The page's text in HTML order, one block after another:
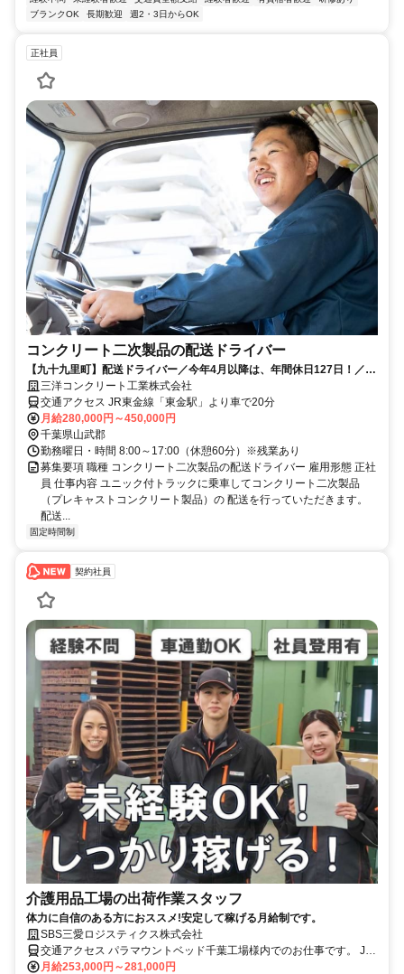
ブランクOK
長期歓迎 週2・3日からOK
正社員
コンクリート二次製品の配送ドライバー
【九十九里町】配送ドライバー／今年4月以降は、年間休日127日！／業
績安定／完全週休2日
三洋コンクリート工業株式会社
交通アクセス JR東金線「東金駅」より車で20分
月給280,000円～450,000円
千葉県山武郡
勤務曜日・時間 8:00～17:00（休憩60分）※残業あり
募集要項 職種 コンクリート二次製品の配送ドライバー 雇用形態 正社
員 仕事内容 ユニック付トラックに乗車してコンクリート二次製品
（プレキャストコンクリート製品）の 配送を行っていただきます。
配送...
固定時間制
契約社員
介護用品工場の出荷作業スタッフ
体力に自信のある方におススメ!安定して稼げる月給制です。
SBS三愛ロジスティクス株式会社
交通アクセス パラマウントベッド千葉工場様内でのお仕事です。 JR
東金線「求名駅」から車で約8分です。 ※通勤手段 車通勤OK バイク
月給253,000円～281,000円